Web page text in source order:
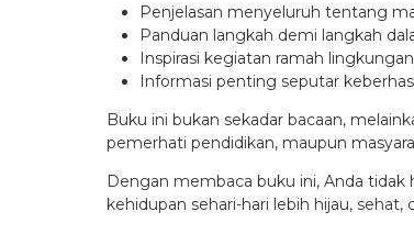
Penjelasan menyeluruh tentang
Panduan langkah demi langkah
Inspirasi kegiatan ramah
Informasi penting seputar
Buku ini bukan sekadar bacaan,
pemerhati pendidikan, maupun
Dengan membaca buku ini, Anda
kehidupan sehari-hari lebih hijau, sehat,